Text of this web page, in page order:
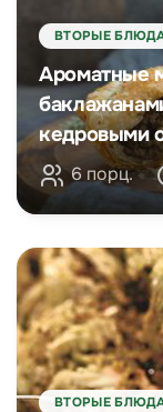
ВТОРЫЕ
Ароматные
кедровыми
6 порц.
ВТОРЫЕ